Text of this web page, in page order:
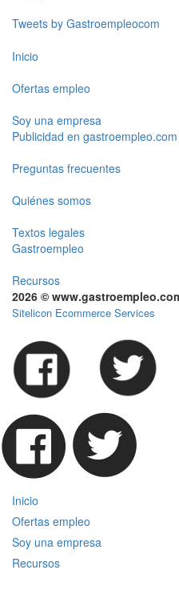
Tweets by Gastroempleocom
Inicio
Ofertas empleo
Soy una empresa
Publicidad en gastroempleo.com
Preguntas frecuentes
Quiénes somos
Textos legales
Gastroempleo
Recursos
2026 ©
Sitelicon Ecommerce Services
Inicio
Ofertas empleo
Soy una empresa
Recursos